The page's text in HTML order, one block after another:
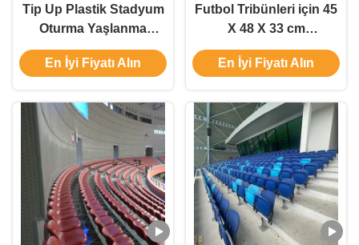
Tip Up Plastik Stadyum
Oturma Yaşlanma
Karşıtı UV Önleyici
Yangına Dayanıklı
En İyi Fiyatı Alın
Futbol Tribünleri için 45
X 48 X 33 cm
Boyutlarında ve 5 Yıl
Garantili Kova Tipi PP
Koltuğu
En İyi Fiyatı Alın